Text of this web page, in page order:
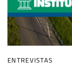
ENTREVISTAS